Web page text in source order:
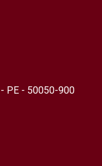
PE - 50050-900